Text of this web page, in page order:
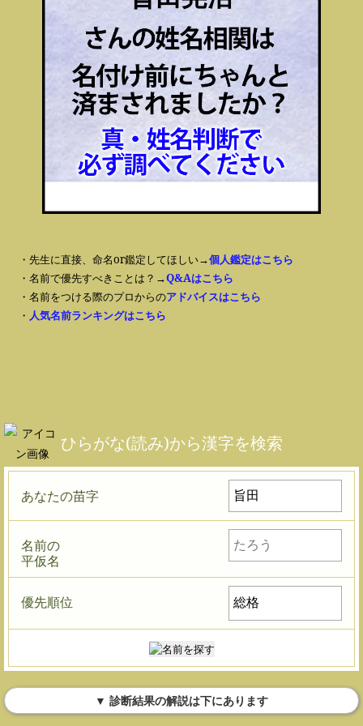
・先生に直接、命名or鑑定してほしい→個人鑑定はこちら
・名前で優先すべきことは？→Q&Aはこちら
・名前をつける際のプロからのアドバイスはこちら
・ 人気名前ランキングはこちら
ひらがな(読み)から漢字を検索
あなたの苗字
名前の
平仮名
優先順位
▼ 診断結果の解説は下にあります